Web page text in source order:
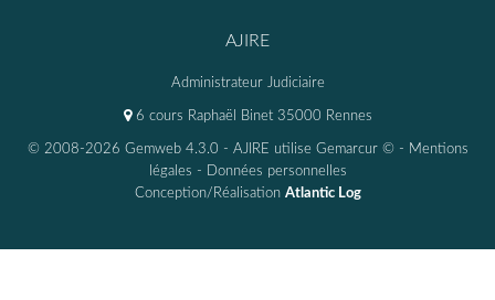
AJIRE
Administrateur Judiciaire
6 cours Raphaël Binet 35000 Rennes
© 2008-2026 Gemweb 4.3.0 - AJIRE utilise Gemarcur © - Mentions
légales - Données personnelles
Conception/Réalisation Atlantic Log